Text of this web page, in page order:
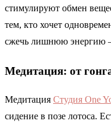
стимулируют обмен
тем, кто хочет
сжечь лишнюю энергию
Медитация: от
Медитация Студия One
сидение в позе лотоса.